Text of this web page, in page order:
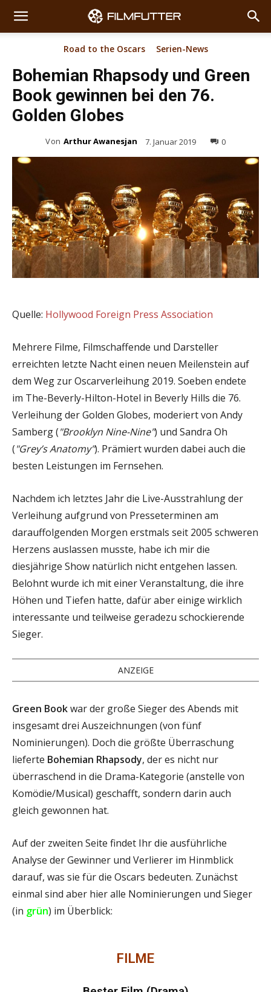
Road to the Oscars Serien-News
Bohemian Rhapsody und Green
Book gewinnen bei den 76.
Golden Globes
Von Arthur Awanesjan 7. Januar 2019 0
Quelle: Hollywood Foreign Press Association
Mehrere Filme, Filmschaffende und Darsteller
erreichten letzte Nacht einen neuen Meilenstein auf
dem Weg zur Oscarverleihung 2019. Soeben endete
im The-Beverly-Hilton-Hotel in Beverly Hills die 76.
Verleihung der Golden Globes, moderiert von Andy
Samberg ("Brooklyn Nine-Nine") und Sandra Oh
("Grey’s Anatomy"). Prämiert wurden dabei auch die
besten Leistungen im Fernsehen.
Nachdem ich letztes Jahr die Live-Ausstrahlung der
Verleihung aufgrund von Presseterminen am
darauffolgenden Morgen erstmals seit 2005 schweren
Herzens auslassen musste, habe ich mir die
diesjährige Show natürlich nicht entgehen lassen.
Belohnt wurde ich mit einer Veranstaltung, die ihre
Höhen und Tiefen hatte, dafür aber einige wirklich
interessante und teilweise geradezu schockierende
Sieger.
ANZEIGE
Green Bookwar der große Sieger des Abends mit
insgesamt drei Auszeichnungen (von fünf
Nominierungen). Doch die größte Überraschung
lieferte Bohemian Rhapsody, der es nicht nur
überraschend in die Drama-Kategorie (anstelle von
Komödie/Musical) geschafft, sondern darin auch
gleich gewonnen hat.
Auf der zweiten Seite findet Ihr die ausführliche
Analyse der Gewinner und Verlierer im Hinmblick
darauf, was sie für die Oscars bedeuten. Zunächst
einmal sind aber hier alle Nominierungen und Sieger
(in grün) im Überblick:
FILME